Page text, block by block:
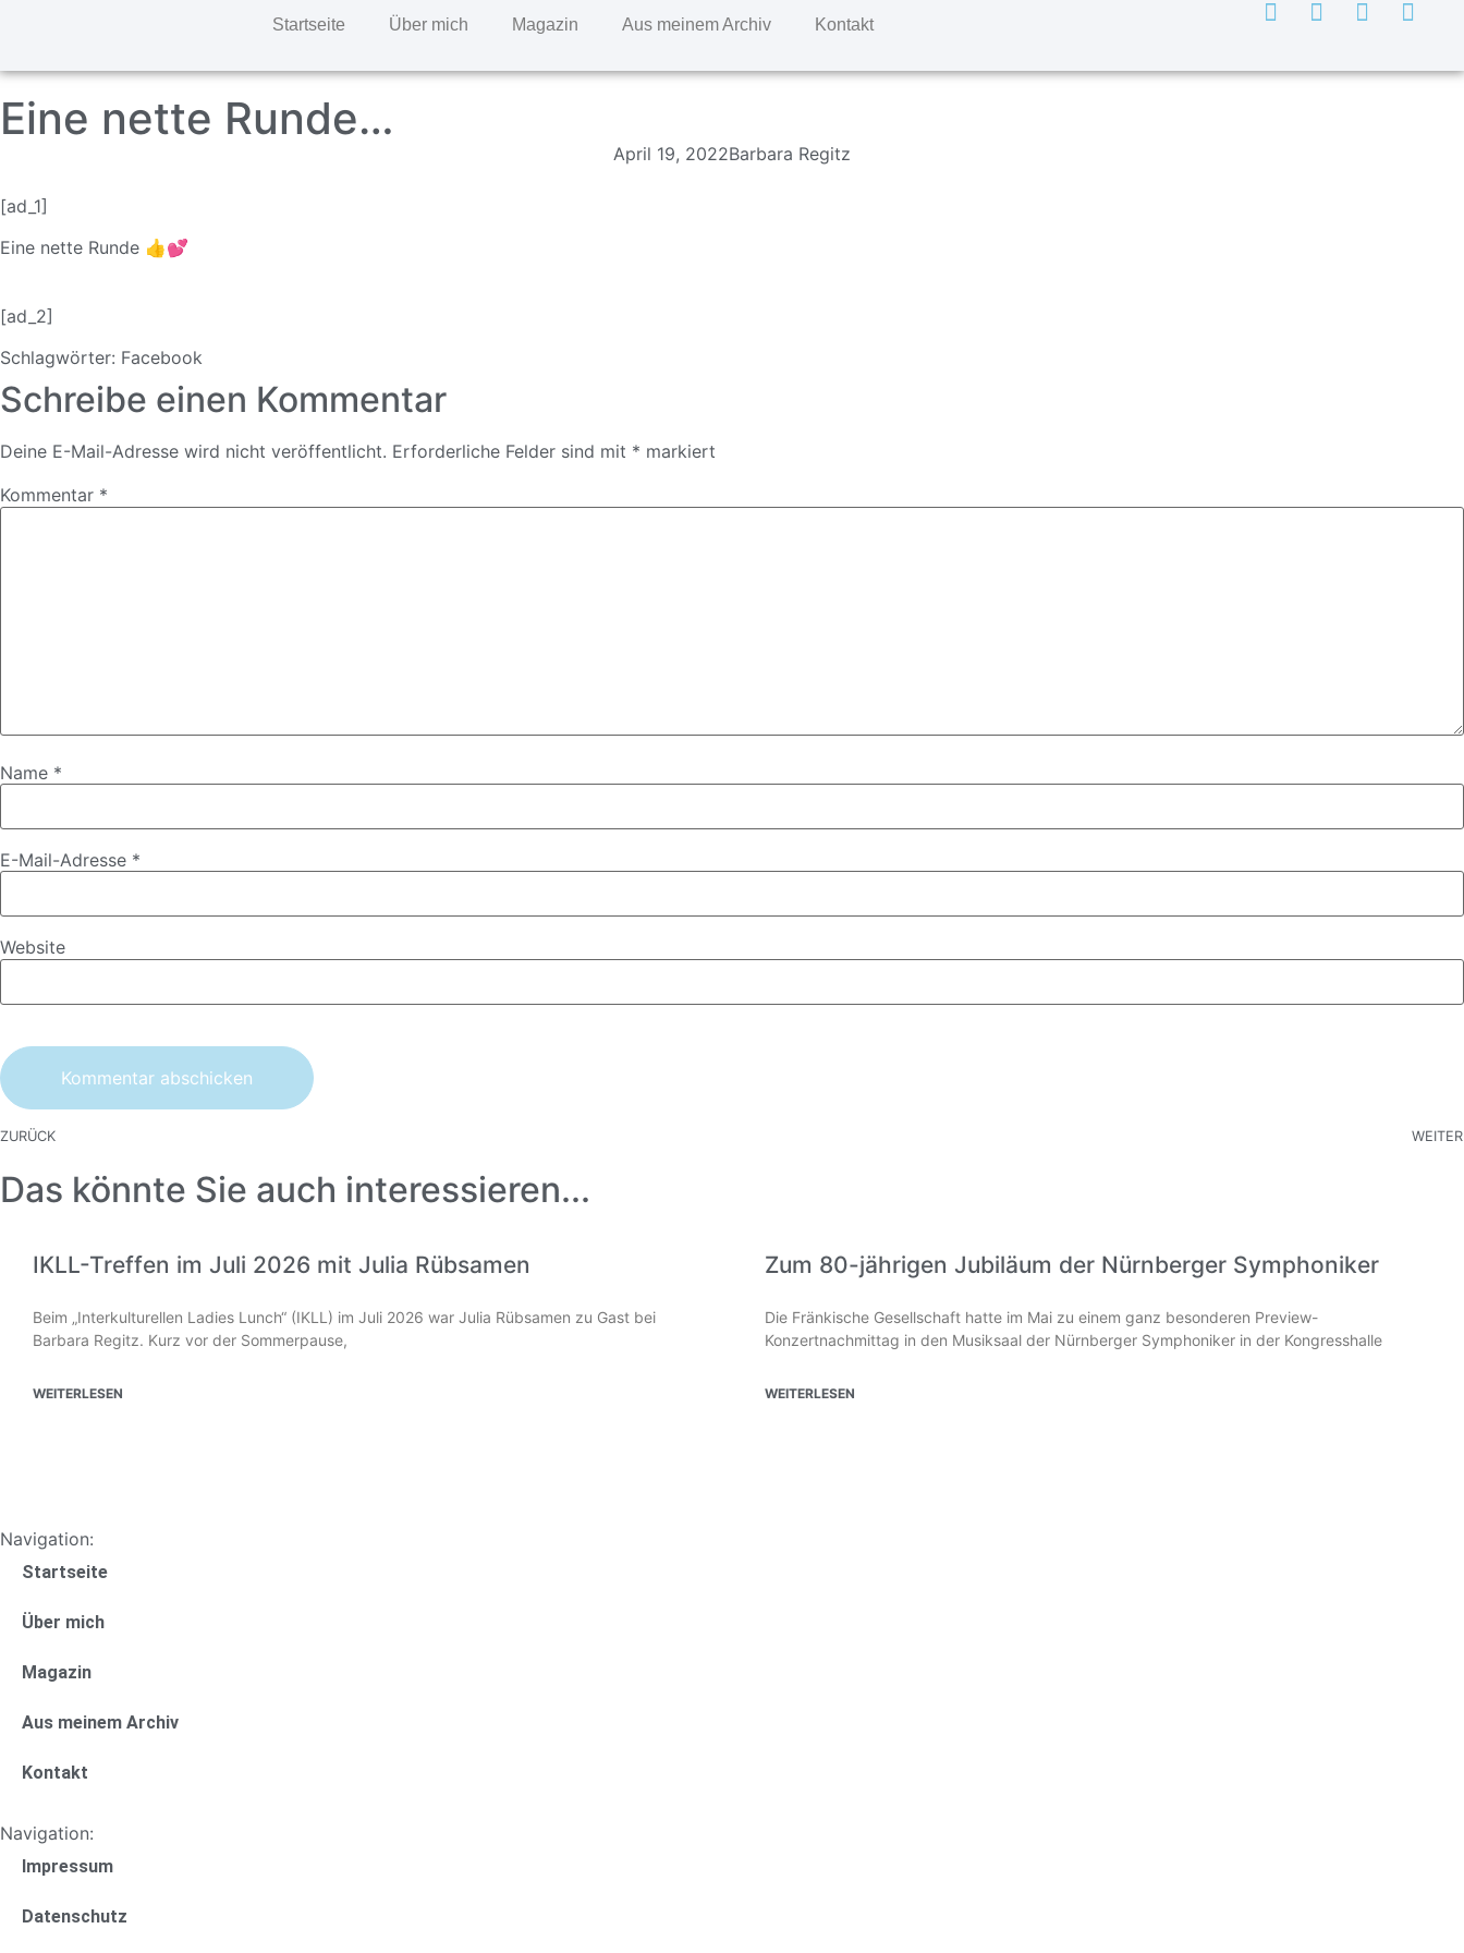
Startseite Über mich Magazin Aus meinem Archiv Kontakt
Eine nette Runde…
April 19, 2022Barbara Regitz
[ad_1]
Eine nette Runde 👍💕
[ad_2]
Schlagwörter: Facebook
Schreibe einen Kommentar
Deine E-Mail-Adresse wird nicht veröffentlicht. Erforderliche Felder sind mit * markiert
Kommentar *
Name *
E-Mail-Adresse *
Website
ZURÜCK WEITER
Das könnte Sie auch interessieren...
IKLL-Treffen im Juli 2026 mit Julia Rübsamen
Beim „Interkulturellen Ladies Lunch“ (IKLL) im Juli 2026 war Julia Rübsamen zu Gast bei
Barbara Regitz. Kurz vor der Sommerpause,
WEITERLESEN
Zum 80-jährigen Jubiläum der Nürnberger Symphoniker
Die Fränkische Gesellschaft hatte im Mai zu einem ganz besonderen Preview-
Konzertnachmittag in den Musiksaal der Nürnberger Symphoniker in der Kongresshalle
WEITERLESEN
Navigation:
Startseite
Über mich
Magazin
Aus meinem Archiv
Kontakt
Navigation:
Impressum
Datenschutz